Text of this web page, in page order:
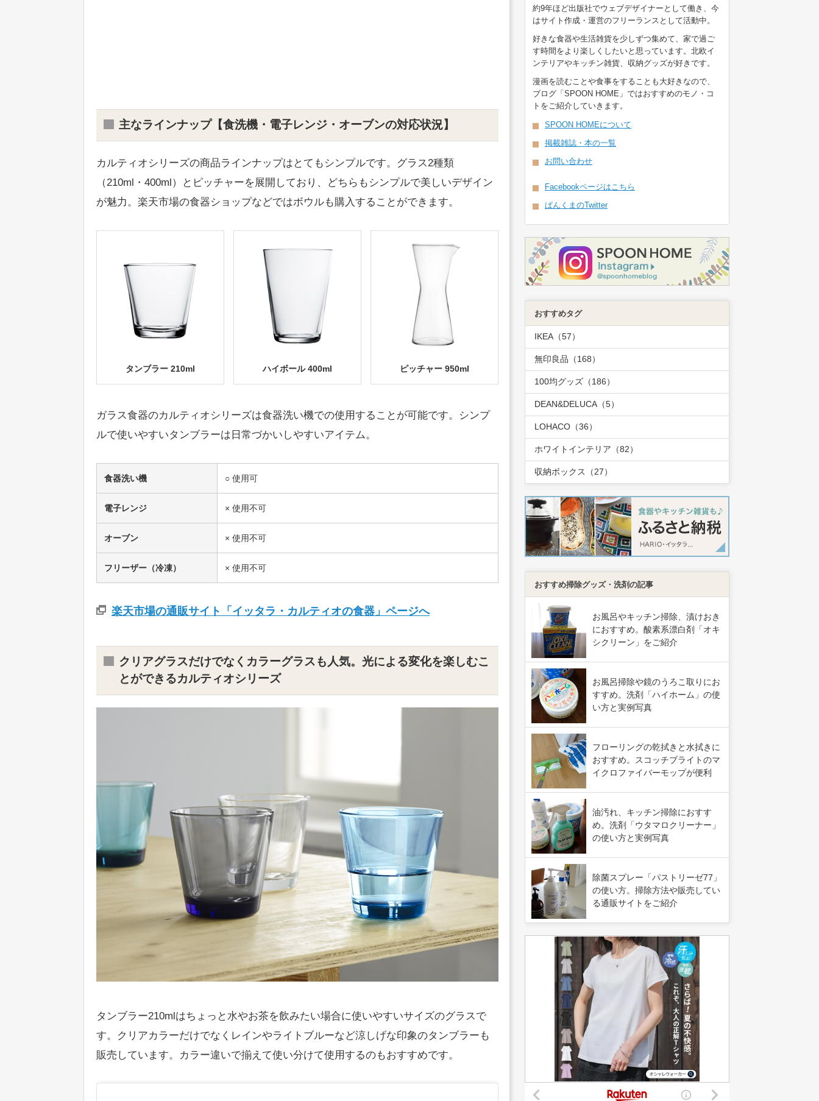
主なラインナップ【食洗機・電子レンジ・オーブンの対応状況】
カルティオシリーズの商品ラインナップはとてもシンプルです。グラス2種類
（210ml・400ml）とピッチャーを展開しており、どちらもシンプルで美しいデザイン
が魅力。楽天市場の食器ショップなどではボウルも購入することができます。
タンブラー 210ml ハイボール 400ml ピッチャー 950ml
ガラス食器のカルティオシリーズは食器洗い機での使用することが可能です。シンプ
ルで使いやすいタンブラーは日常づかいしやすいアイテム。
食器洗い機 ○ 使用可
電子レンジ × 使用不可
オーブン × 使用不可
フリーザー（冷凍） × 使用不可
楽天市場の通販サイト「イッタラ・カルティオの食器」ページへ
クリアグラスだけでなくカラーグラスも人気。光による変化を楽しむこ
とができるカルティオシリーズ
タンブラー210mlはちょっと水やお茶を飲みたい場合に使いやすいサイズのグラスで
す。クリアカラーだけでなくレインやライトブルーなど涼しげな印象のタンブラーも
販売しています。カラー違いで揃えて使い分けて使用するのもおすすめです。
約9年ほど出版社でウェブデザイナーとして働き、今
はサイト作成・運営のフリーランスとして活動中。
好きな食器や生活雑貨を少しずつ集めて、家で過ご
す時間をより楽しくしたいと思っています。北欧イ
ンテリアやキッチン雑貨、収納グッズが好きです。
漫画を読むことや食事をすることも大好きなので、
ブログ「SPOON HOME」ではおすすめのモノ・コ
トをご紹介していきます。
SPOON HOMEについて
掲載雑誌・本の一覧
お問い合わせ
Facebookページはこちら
ぱんくまのTwitter
おすすめタグ
IKEA（57）
無印良品（168）
100均グッズ（186）
DEAN&DELUCA（5）
LOHACO（36）
ホワイトインテリア（82）
収納ボックス（27）
おすすめ掃除グッズ・洗剤の記事
お風呂やキッチン掃除、漬けおき
におすすめ。酸素系漂白剤「オキ
シクリーン」をご紹介
お風呂掃除や鏡のうろこ取りにお
すすめ。洗剤「ハイホーム」の使
い方と実例写真
フローリングの乾拭きと水拭きに
おすすめ。スコッチブライトのマ
イクロファイバーモップが便利
油汚れ、キッチン掃除におすす
め。洗剤「ウタマロクリーナー」
の使い方と実例写真
除菌スプレー「パストリーゼ77」
の使い方。掃除方法や販売してい
る通販サイトをご紹介